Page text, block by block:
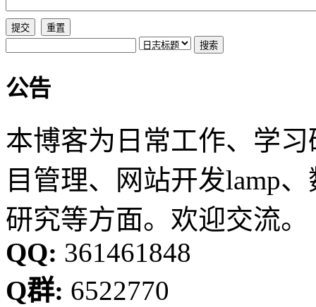
公告
本博客为日常工作、学
目管理、网站开发lamp
研究等方面。欢迎交流。
QQ: 361461848
Q群: 6522770